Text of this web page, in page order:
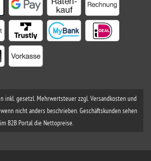
inkl. gesetzl. Mehrwertsteuer zzgl. Versandkosten und
nicht anders beschrieben. Geschäftskunden sehen
im B2B Portal die Nettopreise.